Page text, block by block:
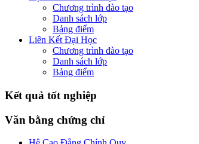
Chương trình đào tạo
Danh sách lớp
Bảng điểm
Liên Kết Đại Học
Chương trình đào tạo
Danh sách lớp
Bảng điểm
Kết quả tốt nghiệp
Văn bằng chứng chỉ